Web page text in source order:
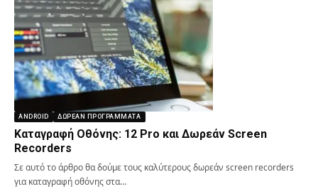
ANDROID ΔΩΡΕΆΝ ΠΡΟΓΡΆΜΜΑΤΑ
Καταγραφή Οθόνης: 12 Pro και Δωρεάν Screen
Recorders
Σε αυτό το άρθρο θα δούμε τους καλύτερους δωρεάν screen recorders
για καταγραφή οθόνης στα…